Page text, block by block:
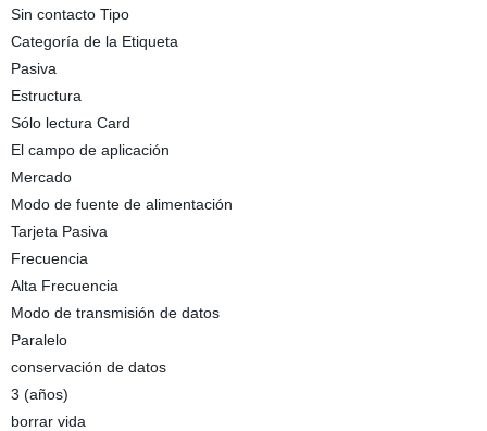
Sin contacto Tipo
Categoría de la Etiqueta
Pasiva
Estructura
Sólo lectura Card
El campo de aplicación
Mercado
Modo de fuente de alimentación
Tarjeta Pasiva
Frecuencia
Alta Frecuencia
Modo de transmisión de datos
Paralelo
conservación de datos
3 (años)
borrar vida